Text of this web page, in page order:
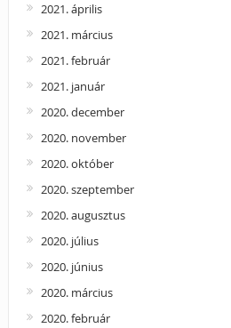
2021. április
2021. március
2021. február
2021. január
2020. december
2020. november
2020. október
2020. szeptember
2020. augusztus
2020. július
2020. június
2020. március
2020. február